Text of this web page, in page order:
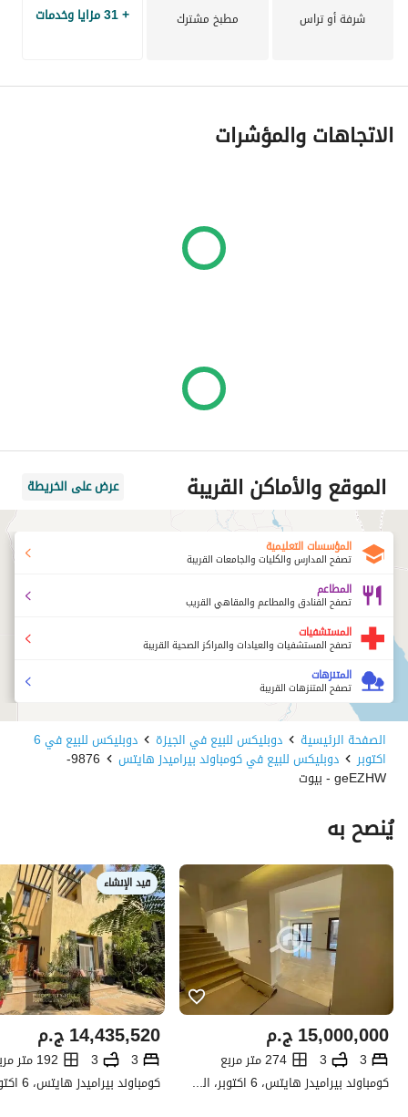
شرفة أو تراس مطبخ مشترك + 31 مزايا وخدمات
الاتجاهات والمؤشرات
الموقع والأماكن القريبة عرض على الخريطة
المؤسسات التعليمية
تصفح المدارس والكليات والجامعات القريبة
المطاعم
تصفح الفنادق والمطاعم والمقاهي القريب
المستشفيات
تصفح المستشفيات والعيادات والمراكز الصحية القريبة
المتنزهات
تصفح المتنزهات القريبة
الصفحة الرئيسية دوبليكس للبيع في الجيزة دوبليكس للبيع في 6
اكتوبر دوبليكس للبيع في كومباوند بيراميدز هايتس 9876-
geEZHW - بيوت
يُنصح به
ج.م15,000,000
3
3
274 متر مربع
كومباوند بيراميدز هايتس، 6 اكتوبر، الجيزة
قيد الإنشاء
ج.م14,435,520
3
3 192 متر مربع